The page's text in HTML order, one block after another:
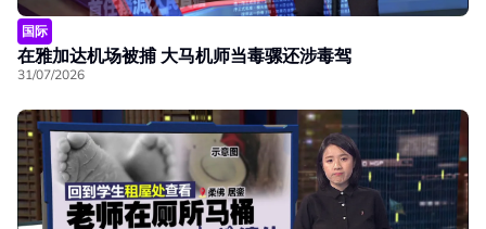
国际
在雅加达机场被捕 大马机师当毒骡还涉毒驾
31/07/2026